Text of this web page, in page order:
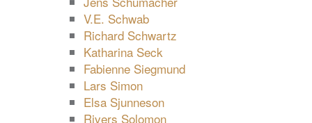
V.E. Schwab
Richard Schwartz
Katharina Seck
Fabienne Siegmund
Lars Simon
Elsa Sjunneson
Rivers Solomon